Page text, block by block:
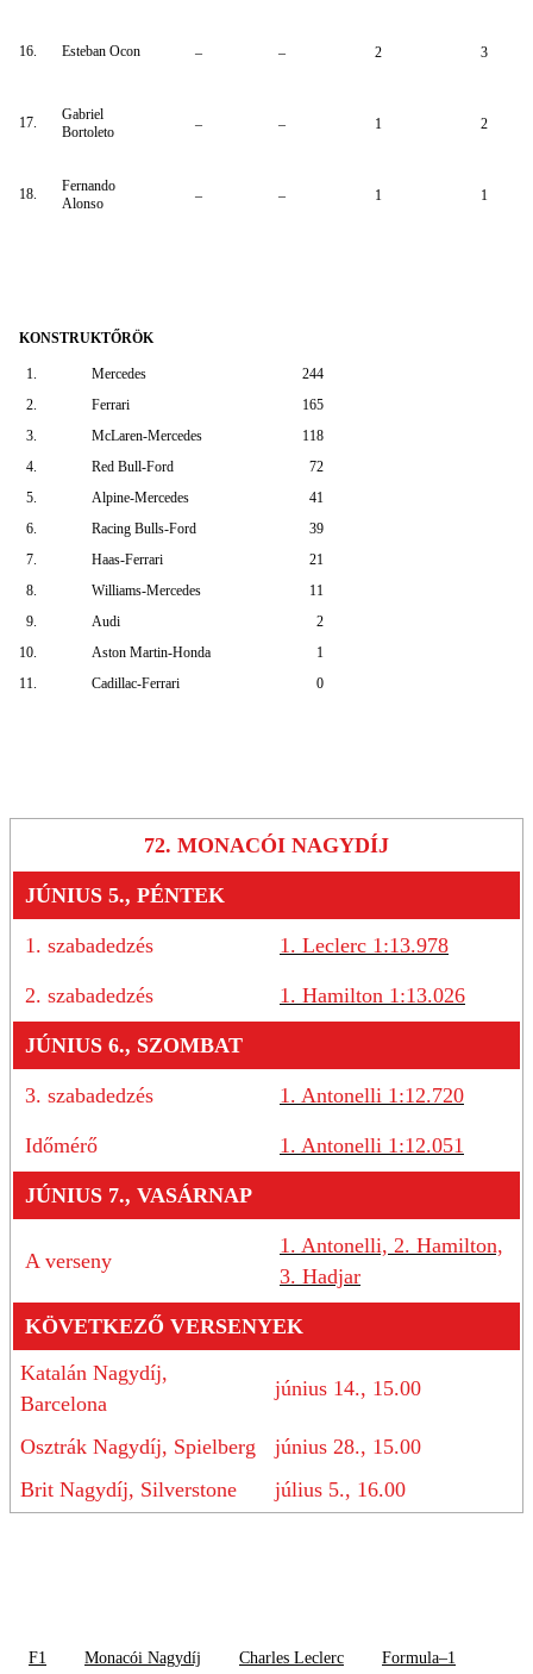
16. Esteban Ocon – – 2 3
17.
Gabriel
Bortoleto
– – 1 2
18.
Fernando
Alonso
– – 1 1
KONSTRUKTŐRÖK
1. Mercedes
244
2.
Ferrari
165
3.
McLaren-Mercedes
118
4.
Red Bull-Ford
72
5.
Alpine-Mercedes
41
6.
Racing Bulls-Ford
39
7.
Haas-Ferrari
21
8.
Williams-Mercedes
11
9.
Audi
2
10.
Aston Martin-Honda
1
11.
Cadillac-Ferrari 0
72. MONACÓI NAGYDÍJ
JÚNIUS 5., PÉNTEK
1. szabadedzés 1. Leclerc 1:13.978
2. szabadedzés 1. Hamilton 1:13.026
JÚNIUS 6., SZOMBAT
3. szabadedzés 1. Antonelli 1:12.720
Időmérő 1. Antonelli 1:12.051
JÚNIUS 7., VASÁRNAP
A verseny
1. Antonelli, 2. Hamilton,
3. Hadjar
KÖVETKEZŐ VERSENYEK
Katalán Nagydíj,
Barcelona
június 14., 15.00
Osztrák Nagydíj, Spielberg
június 28., 15.00
Brit Nagydíj, Silverstone
július 5., 16.00
F1 Monacói Nagydíj Charles Leclerc Formula–1